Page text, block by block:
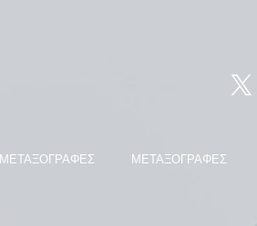
ΜΕΤΑΞΟΓΡΑΦΕΣ ΜΕΤΑΞΟΓΡΑΦΕΣ